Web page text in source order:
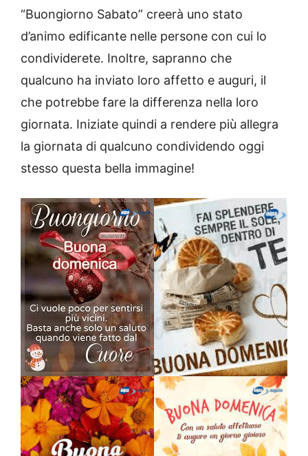
“Buongiorno Sabato” creerà uno stato
d’animo edificante nelle persone con cui lo
condividerete. Inoltre, sapranno che
qualcuno ha inviato loro affetto e auguri, il
che potrebbe fare la differenza nella loro
giornata. Iniziate quindi a rendere più allegra
la giornata di qualcuno condividendo oggi
stesso questa bella immagine!